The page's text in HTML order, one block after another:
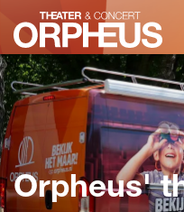
Orpheus'